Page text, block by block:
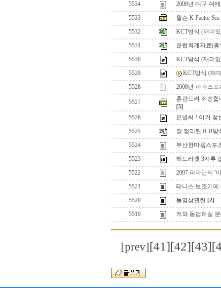
5534
2008년 대구 쉬
5533
윌슨 K Factor
5532
KCT방식 (재미
5531
클럽회계자료(총
5530
KCT방식 (재미
5529
KCT방식 (재
5528
2008년 파마스
5527
혼란드려 죄송
[5]
5526
은별씨 ! 이거 찾
5525
잘 정리된 R-R방
5524
부산한마음스포
5523
헤드라켓 3자루
5522
2007 파마단식 '
5521
테니스 보조기에
5520
동영상관련 [2]
5519
저와 동업하실
[prev][41][42][43]